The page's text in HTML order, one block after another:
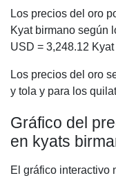
Los precios del oro
Kyat birmano según
USD = 3,248.12
Los precios del oro
y tola y para los
Gráfico del
en kyats
El gráfico interactivo